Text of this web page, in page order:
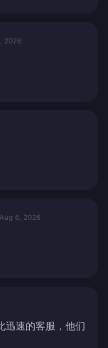
2026
Aug 6, 2026
迅速的客服，他们